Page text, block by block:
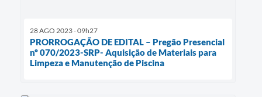
28 AGO 2023 - 09h27
PRORROGAÇÃO DE EDITAL – Pregão Presencial
nº 070/2023-SRP- Aquisição de Materiais para
Limpeza e Manutenção de Piscina